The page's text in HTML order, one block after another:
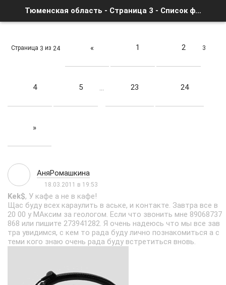
Тюменская область - Страница 3 - Список форумов
Страница 3 из 24 « 1 2 3
4 5 … 23 24
»
АняРомашкина
18.03.2011 в 19:53
Kek$, У кафе а не в кафе!
Щас буду всех караулить в аське, и контакте. Завтра все в
20 00 у МАксим за геологом. Если что звонить мне 89068737
868 или пишите 273941282. Я очень надеюсь что мы все зав
тра увидимся, с кем то рада буду лично познакомиться а с
теми кого знаю очень рада буду встретиться вновь.